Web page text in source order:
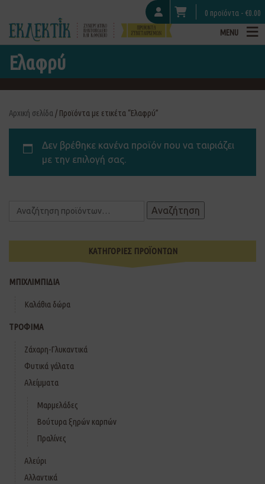
0 προϊόντα - €0.00
MENU
Ελαφρύ
Αρχική σελίδα / Προϊόντα με ετικέτα “Ελαφρύ”
Δεν βρέθηκε κανένα προϊόν που να ταιριάζει
με την επιλογή σας.
Αναζήτηση
ΚΑΤΗΓΟΡΙΕΣ ΠΡΟΪΟΝΤΩΝ
ΜΠΙΧΛΙΜΠΙΔΙΑ
Καλάθια δώρα
ΤΡΟΦΙΜΑ
Ζάχαρη-Γλυκαντικά
Φυτικά γάλατα
Αλείμματα
Μαρμελάδες
Βούτυρα ξηρών καρπών
Πραλίνες
Αλεύρι
Αλλαντικά